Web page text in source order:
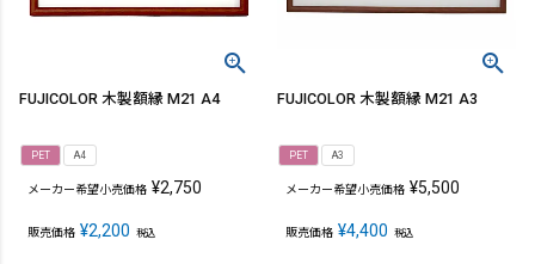
FUJICOLOR 木製額縁 M21 A4
PET A4
メーカー希望小売価格 ¥2,750
販売価格 ¥2,200 税込
FUJICOLOR 木製額縁 M21 A3
PET A3
メーカー希望小売価格 ¥5,500
販売価格 ¥4,400 税込